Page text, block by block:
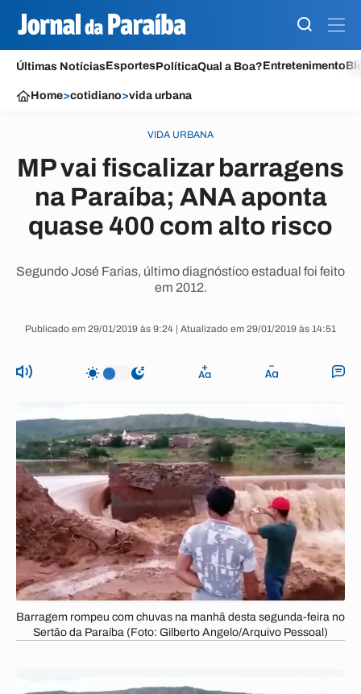
Últimas NotíciasEsportesPolíticaQual a Boa?Entretenimento
Home>cotidiano>vida urbana
VIDA URBANA
MP vai fiscalizar barragens
na Paraíba; ANA aponta
quase 400 com alto risco
Segundo José Farias, último diagnóstico estadual foi feito
em 2012.
Publicado em 29/01/2019 às 9:24 | Atualizado em 29/01/2019 às 14:51
Barragem rompeu com chuvas na manhã desta segunda-feira no
Sertão da Paraíba (Foto: Gilberto Angelo/Arquivo Pessoal)